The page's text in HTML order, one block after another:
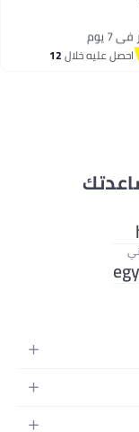
7 يوم
احصل عليه خلال12